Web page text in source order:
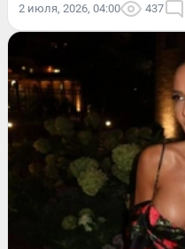
2 июля, 2026, 04:00 437